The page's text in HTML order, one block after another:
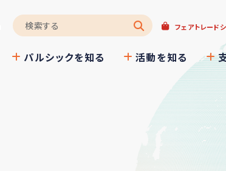
フェアトレード
パルシックを知る 活動を知る